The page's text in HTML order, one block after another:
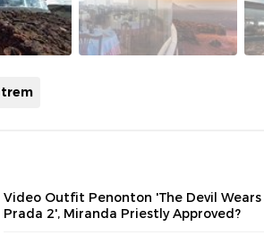
Video Outfit Penonton 'The Devil Wears
Prada 2', Miranda Priestly Approved?